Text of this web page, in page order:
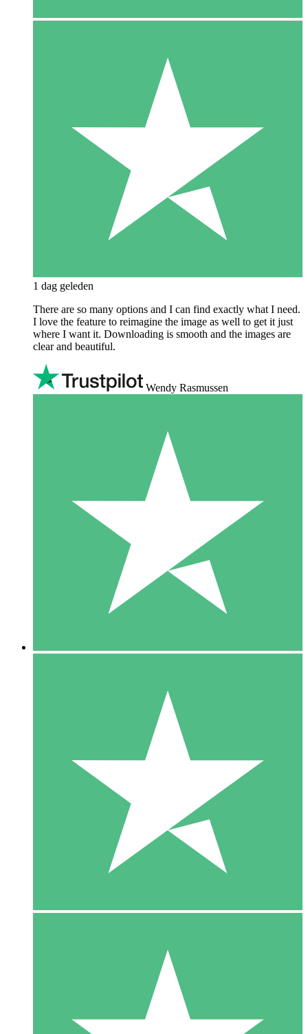
1 dag geleden
There are so many options and I can find exactly what I need.
I love the feature to reimagine the image as well to get it just
where I want it. Downloading is smooth and the images are
clear and beautiful.
Wendy Rasmussen